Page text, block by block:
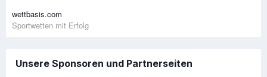
wettbasis.com
Sportwetten mit Erfolg
Unsere Sponsoren und Partnerseiten